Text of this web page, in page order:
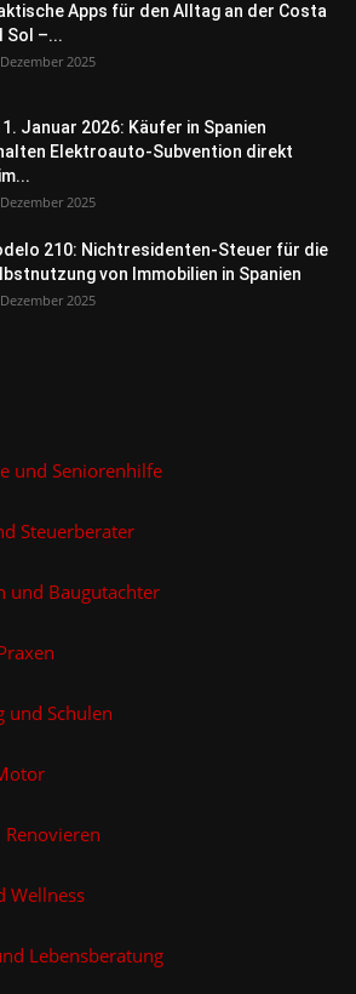
Apps für den Alltag an der Costa
Sol –...
2025
1. Januar 2026: Käufer in Spanien
Elektroauto-Subvention direkt
2025
210: Nichtresidenten-Steuer für die
von Immobilien in Spanien
2025
und Seniorenhilfe
Steuerberater
und Baugutachter
und Schulen
Wellness
Lebensberatung